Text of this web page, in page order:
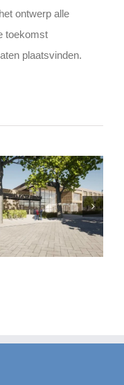
ontwerp alle
toekomst
plaatsvinden.